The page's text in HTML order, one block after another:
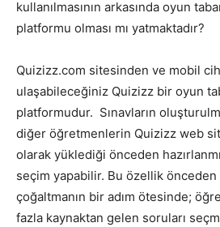
kullanılmasının arkasında oyun
platformu olması mı yatmaktadır?
Quizizz.com sitesinden ve mobil
ulaşabileceğiniz Quizizz bir oyun
platformudur. Sınavların
diğer öğretmenlerin Quizizz web
olarak yüklediği önceden
seçim yapabilir. Bu özellik önceden
çoğaltmanın bir adım ötesinde;
fazla kaynaktan gelen soruları